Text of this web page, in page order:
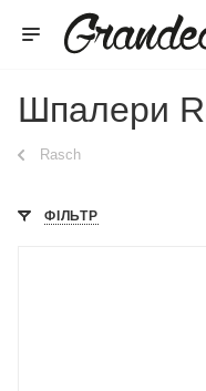
Шпалери
Rasch
ФІЛЬТР